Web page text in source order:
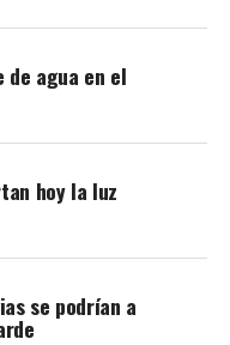
de agua en el
hoy la luz
se podrían a